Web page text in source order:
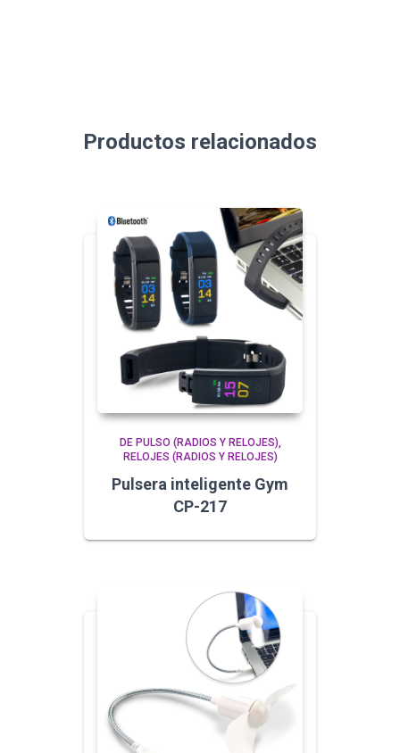
Productos relacionados
DE PULSO (RADIOS Y RELOJES)
RELOJES (RADIOS Y RELOJES)
Pulsera inteligente Gym
CP-217